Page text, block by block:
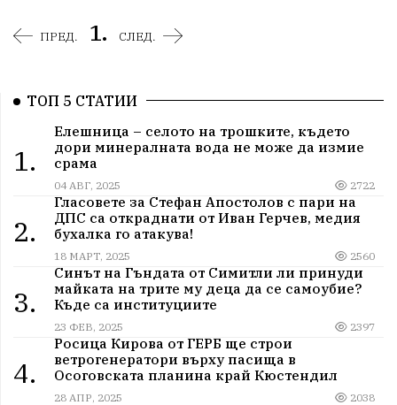
ПРЕД. 1. СЛЕД.
ТОП 5 СТАТИИ
1.
Елешница – селото на трошките, където
дори минералната вода не може да измие
срама
04 АВГ, 2025 2722
2.
Гласовете за Стефан Апостолов с пари на
ДПС са откраднати от Иван Герчев, медия
бухалка го атакува!
18 МАРТ, 2025 2560
3.
Синът на Гъндата от Симитли ли принуди
майката на трите му деца да се самоубие?
Къде са институциите
23 ФЕВ, 2025 2397
4.
Росица Кирова от ГЕРБ ще строи
ветрогенератори върху пасища в
Осоговската планина край Кюстендил
28 АПР, 2025 2038